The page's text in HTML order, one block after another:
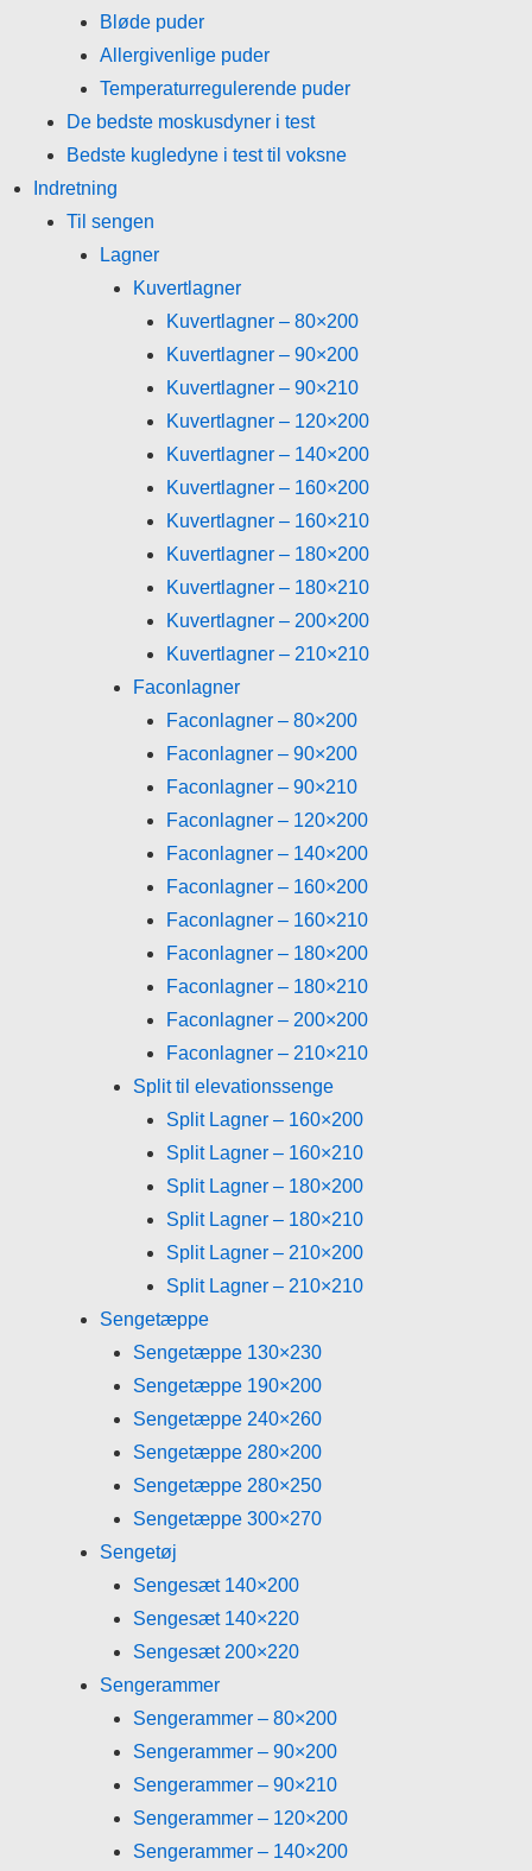
Bløde puder
Allergivenlige puder
Temperaturregulerende puder
De bedste moskusdyner i test
Bedste kugledyne i test til voksne
Indretning
Til sengen
Lagner
Kuvertlagner
Kuvertlagner – 80×200
Kuvertlagner – 90×200
Kuvertlagner – 90×210
Kuvertlagner – 120×200
Kuvertlagner – 140×200
Kuvertlagner – 160×200
Kuvertlagner – 160×210
Kuvertlagner – 180×200
Kuvertlagner – 180×210
Kuvertlagner – 200×200
Kuvertlagner – 210×210
Faconlagner
Faconlagner – 80×200
Faconlagner – 90×200
Faconlagner – 90×210
Faconlagner – 120×200
Faconlagner – 140×200
Faconlagner – 160×200
Faconlagner – 160×210
Faconlagner – 180×200
Faconlagner – 180×210
Faconlagner – 200×200
Faconlagner – 210×210
Split til elevationssenge
Split Lagner – 160×200
Split Lagner – 160×210
Split Lagner – 180×200
Split Lagner – 180×210
Split Lagner – 210×200
Split Lagner – 210×210
Sengetæppe
Sengetæppe 130×230
Sengetæppe 190×200
Sengetæppe 240×260
Sengetæppe 280×200
Sengetæppe 280×250
Sengetæppe 300×270
Sengetøj
Sengesæt 140×200
Sengesæt 140×220
Sengesæt 200×220
Sengerammer
Sengerammer – 80×200
Sengerammer – 90×200
Sengerammer – 90×210
Sengerammer – 120×200
Sengerammer – 140×200